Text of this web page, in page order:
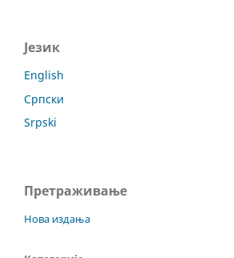
Језик
English
Српски
Srpski
Претраживање
Нова издања